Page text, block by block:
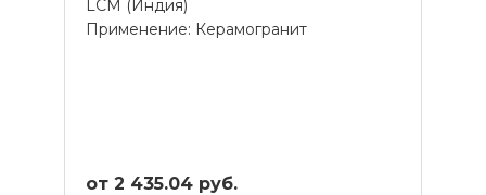
LCM (Индия)
Применение: Керамогранит
от 2 435.04 руб.